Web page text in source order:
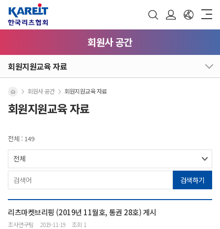
회원사 공간
회원지원교육 자료
회원지원교육 자료
회원사 공간 회원지원교육 자료
전체 : 149
검색하기
리츠마켓브리핑 (2019년 11월호, 통권 28호) 게시
조사연구팀 2019-11-19 조회 1